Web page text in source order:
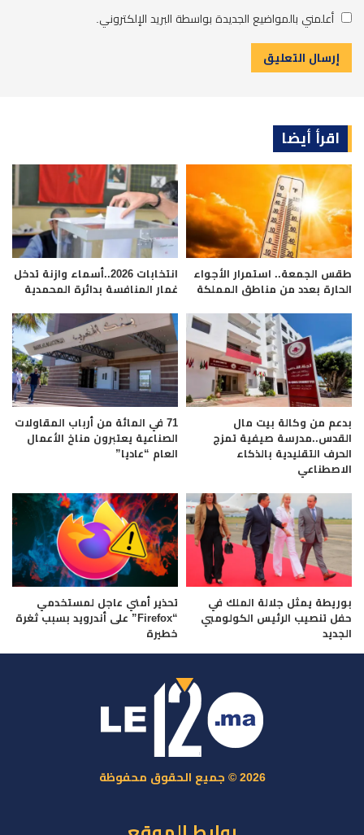
أعلمني بالمواضيع الجديدة بواسطة البريد الإلكتروني.
اقرأ أيضا
طقس الجمعة.. استمرار الأجواء
الحارة بعدد من مناطق المملكة
انتخابات 2026..أسماء وازنة تدخل
غمار المنافسة بدائرة المحمدية
بدعم من وكالة بيت مال
القدس..مدرسة صيفية تمزج
الحرف التقليدية بالذكاء
الاصطناعي
71 في المائة من أرباب المقاولات
الصناعية يعتبرون مناخ الأعمال
العام “عاديا”
بوريطة يمثل جلالة الملك في
حفل تنصيب الرئيس الكولومبي
الجديد
تحذير أمني عاجل لمستخدمي
“Firefox” على أندرويد بسبب ثغرة
خطيرة
2026 © جميع الحقوق محفوظة